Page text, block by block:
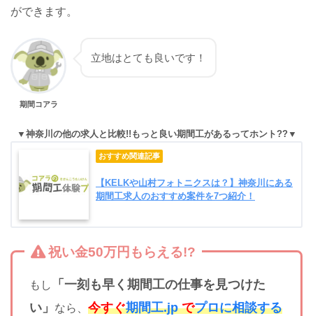
ができます。
期間コアラ
立地はとても良いです！
神奈川の他の求人と比較!!もっと良い期間工があるってホント??
【KELKや山村フォトニクスは？】神奈川にある
期間工求人のおすすめ案件を7つ紹介！
祝い金50万円もらえる!?
もし
「一刻も早く期間工の仕事を見つけた
い」
なら、 今すぐ期間工.jpでプロに相談する